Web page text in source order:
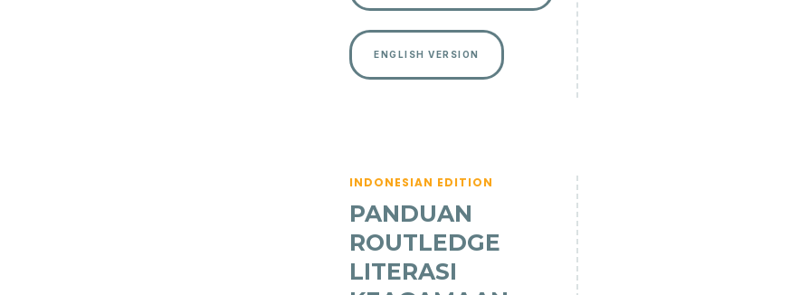
ENGLISH VERSION
INDONESIAN EDITION
PANDUAN
ROUTLEDGE
LITERASI